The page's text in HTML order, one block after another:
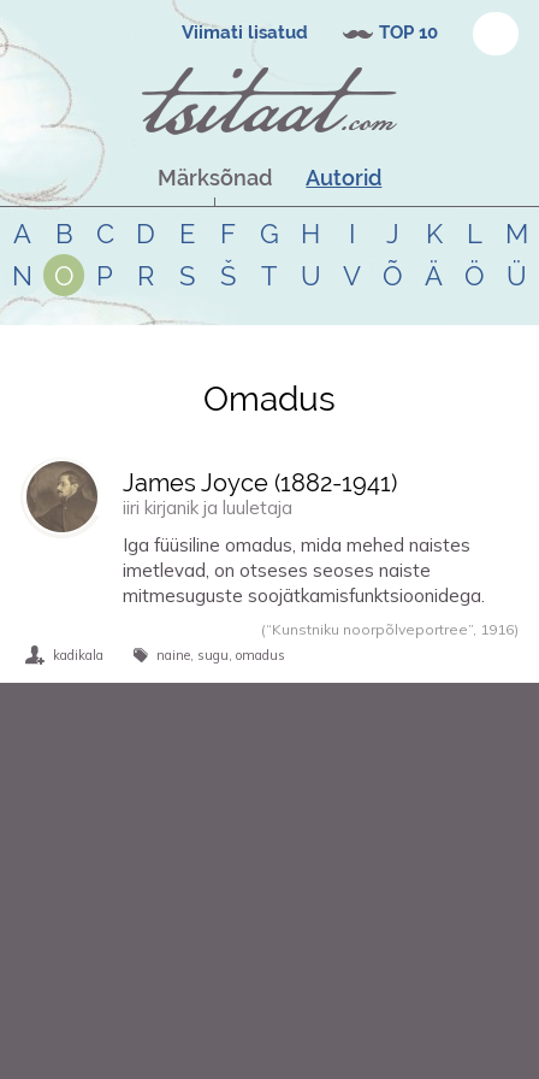
Viimati lisatud TOP 10
Märksõnad Autorid
A B C D E F G H I J K L
M
N
O P R S Š T U V Õ Ä Ö Ü
Tsitaadid teemalomadus
Omadus
James Joyce (1882-1941)
iiri kirjanik ja luuletaja
Iga füüsiline omadus, mida mehed naistes
imetlevad, on otseses seoses naiste
mitmesuguste soojätkamisfunktsioonidega.
(“Kunstniku noorpõlveportree”, 1916)
kadikala naine sugu omadus